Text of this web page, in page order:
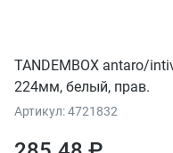
TANDEMBOX antaro/
224мм, белый, прав.
Артикул: 4721832